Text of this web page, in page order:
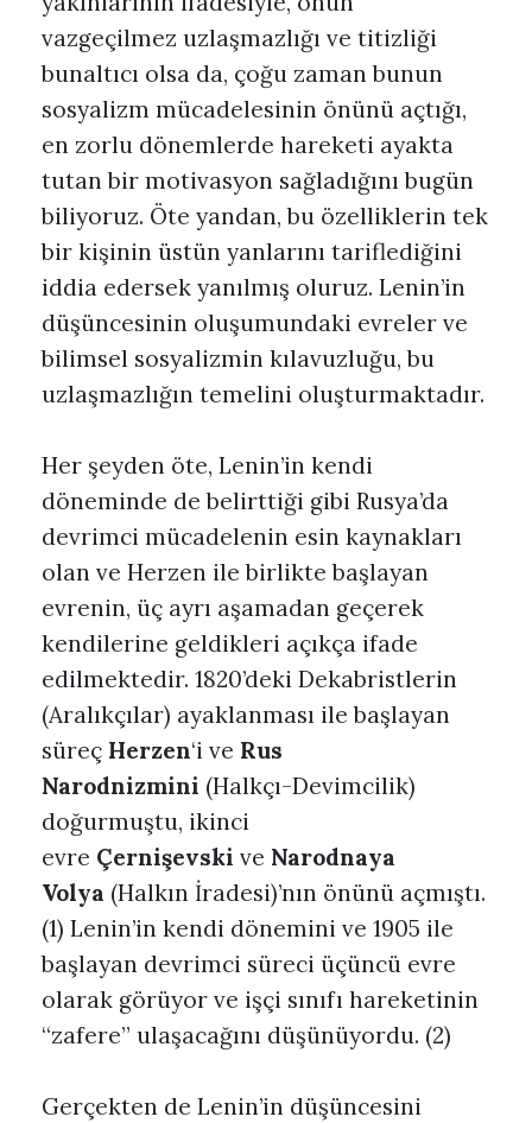
vazgeçilmez uzlaşmazlığı ve titizliği
bunaltıcı olsa da, çoğu zaman bunun
sosyalizm mücadelesinin önünü açtığı,
en zorlu dönemlerde hareketi ayakta
tutan bir motivasyon sağladığını bugün
biliyoruz. Öte yandan, bu özelliklerin tek
bir kişinin üstün yanlarını tariflediğini
iddia edersek yanılmış oluruz. Lenin’in
düşüncesinin oluşumundaki evreler ve
bilimsel sosyalizmin kılavuzluğu, bu
uzlaşmazlığın temelini oluşturmaktadır.
Her şeyden öte, Lenin’in kendi
döneminde de belirttiği gibi Rusya’da
devrimci mücadelenin esin kaynakları
olan ve Herzen ile birlikte başlayan
evrenin, üç ayrı aşamadan geçerek
kendilerine geldikleri açıkça ifade
edilmektedir. 1820’deki Dekabristlerin
(Aralıkçılar) ayaklanması ile başlayan
süreç Herzen‘i ve Rus
Narodnizmini (Halkçı-Devimcilik)
doğurmuştu, ikinci
evre Çernişevski ve Narodnaya
Volya (Halkın İradesi)’nın önünü açmıştı.
(1) Lenin’in kendi dönemini ve 1905 ile
başlayan devrimci süreci üçüncü evre
olarak görüyor ve işçi sınıfı hareketinin
“zafere” ulaşacağını düşünüyordu. (2)
Gerçekten de Lenin’in düşüncesini